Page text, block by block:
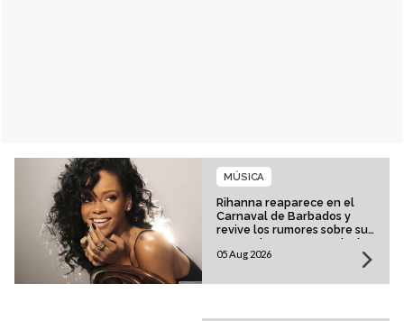
Rihanna reaparece en el
Carnaval de Barbados y
revive los rumores sobre su
esperado regreso musical
MÚSICA
05 Aug 2026